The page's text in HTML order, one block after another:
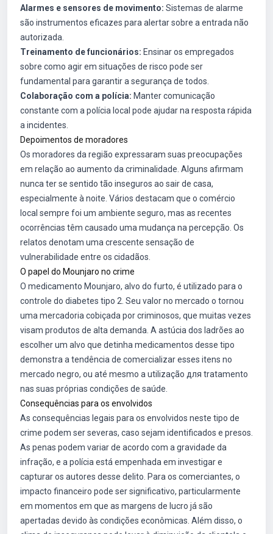
Alarmes e sensores de movimento: Sistemas de alarme
são instrumentos eficazes para alertar sobre a entrada não
autorizada.
Treinamento de funcionários: Ensinar os empregados
sobre como agir em situações de risco pode ser
fundamental para garantir a segurança de todos.
Colaboração com a polícia: Manter comunicação
constante com a polícia local pode ajudar na resposta rápida
a incidentes.
Depoimentos de moradores
Os moradores da região expressaram suas preocupações
em relação ao aumento da criminalidade. Alguns afirmam
nunca ter se sentido tão inseguros ao sair de casa,
especialmente à noite. Vários destacam que o comércio
local sempre foi um ambiente seguro, mas as recentes
ocorrências têm causado uma mudança na percepção. Os
relatos denotam uma crescente sensação de
vulnerabilidade entre os cidadãos.
O papel do Mounjaro no crime
O medicamento Mounjaro, alvo do furto, é utilizado para o
controle do diabetes tipo 2. Seu valor no mercado o tornou
uma mercadoria cobiçada por criminosos, que muitas vezes
visam produtos de alta demanda. A astúcia dos ladrões ao
escolher um alvo que detinha medicamentos desse tipo
demonstra a tendência de comercializar esses itens no
mercado negro, ou até mesmo a utilização для tratamento
nas suas próprias condições de saúde.
Consequências para os envolvidos
As consequências legais para os envolvidos neste tipo de
crime podem ser severas, caso sejam identificados e presos.
As penas podem variar de acordo com a gravidade da
infração, e a polícia está empenhada em investigar e
capturar os autores desse delito. Para os comerciantes, o
impacto financeiro pode ser significativo, particularmente
em momentos em que as margens de lucro já são
apertadas devido às condições econômicas. Além disso, o